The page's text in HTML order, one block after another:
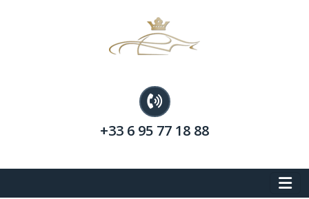
+33 6 95 77 18 88